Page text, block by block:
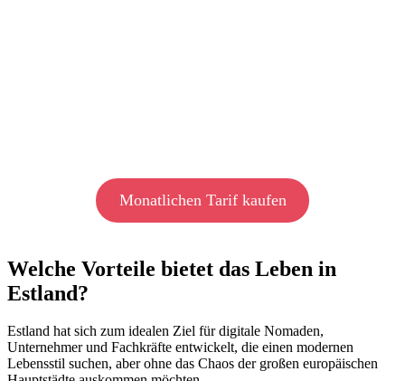
Monatlichen Tarif kaufen
Welche Vorteile bietet das Leben in
Estland?
Estland hat sich zum idealen Ziel für digitale Nomaden,
Unternehmer und Fachkräfte entwickelt, die einen modernen
Lebensstil suchen, aber ohne das Chaos der großen europäischen